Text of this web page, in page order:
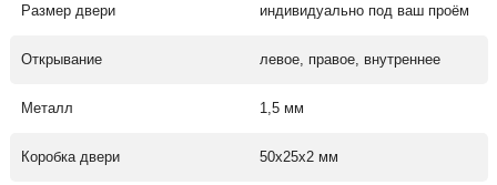
Размер двери индивидуально под ваш проём
Открывание левое, правое, внутреннее
Металл 1,5 мм
Коробка двери 50х25х2 мм